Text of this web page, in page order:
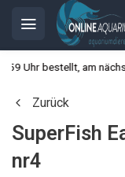
Uhr bestellt, am
Zurück
SuperFish
nr4